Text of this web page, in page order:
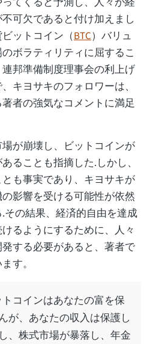
可欠であると付け加えまし
ットコイン（BTC）バリュ
ボラティリティに屈するこ
邦準備制度理事会の利上げ
キヨサキのフォロワーは、
者の強気なコメントに満足
が崩壊し、ビットコインが
ることも指摘した.しかし、
も事実であり、キヨサキが
影響を受ける可能性が依然
その結果、経済的自由を達成
るようにするために、人々
する必要があると、著者で
す。
トコインはあなたの富を保
が、あなたの収入は保護し
、株式市場が暴落し、年金